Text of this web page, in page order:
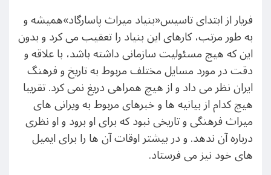
فریار از ابتدای تاسیس«بنیاد میراث پاسارگاد»همیشه و
به طور مرتب، کارهای این بنیاد را تعقیب می کرد و بدون
این که هیچ مسئولیت سازمانی داشته باشد، با علاقه و
دقت در مورد مسایل مختلف مربوط به تاریخ و فرهنگ
ایران نظر می داد و از هیچ همراهی دریغ نمی کرد. تقریبا
هیچ کدام از بیانیه ها و خبرهای مربوط به ویرانی های
میراث فرهنگی و تاریخی نبود که برای او برود و او نظری
درباره آن ندهد. و در بیشتر اوقات آن ها را برای ایمیل
های خود نیز می فرستاد.